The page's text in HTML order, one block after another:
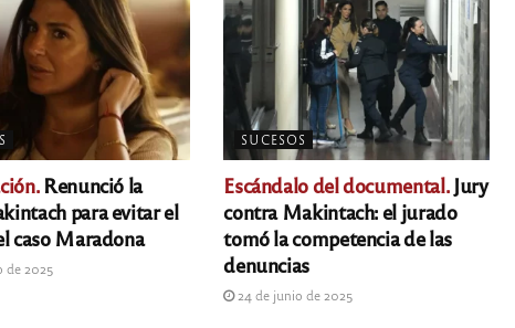
Renunció la
para evitar el
caso Maradona
de 2025
SUCESOS
Escándalo del documental.Jury
contra Makintach: el jurado
tomó la competencia de las
denuncias
24 de junio de 2025